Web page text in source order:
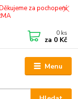
za pochopení.
Menu
0 ks
za 0 Kč